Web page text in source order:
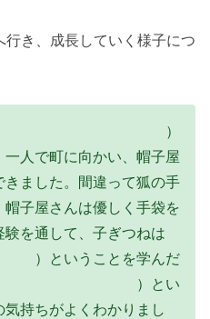
き、成長していく様子につ
最初は（ ）
人で町に向かい、帽子屋
ました。間違って狐の手
子屋さんは優しく手袋を
を通して、子ぎつねは
とを学んだ
、（ ）とい
持ちがよくわかりまし